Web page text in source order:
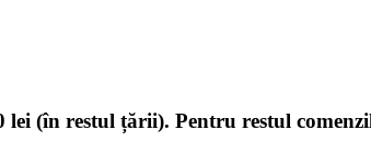
(în restul țării). Pentru restul